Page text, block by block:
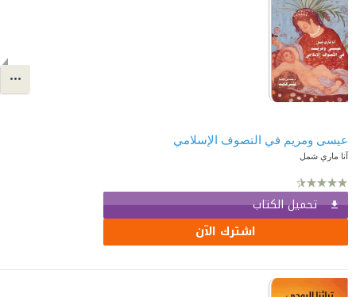
عيسى ومريم في التصوف الإسلامي
آنا ماري شمل
تحميل الكتاب
اشترك الآن